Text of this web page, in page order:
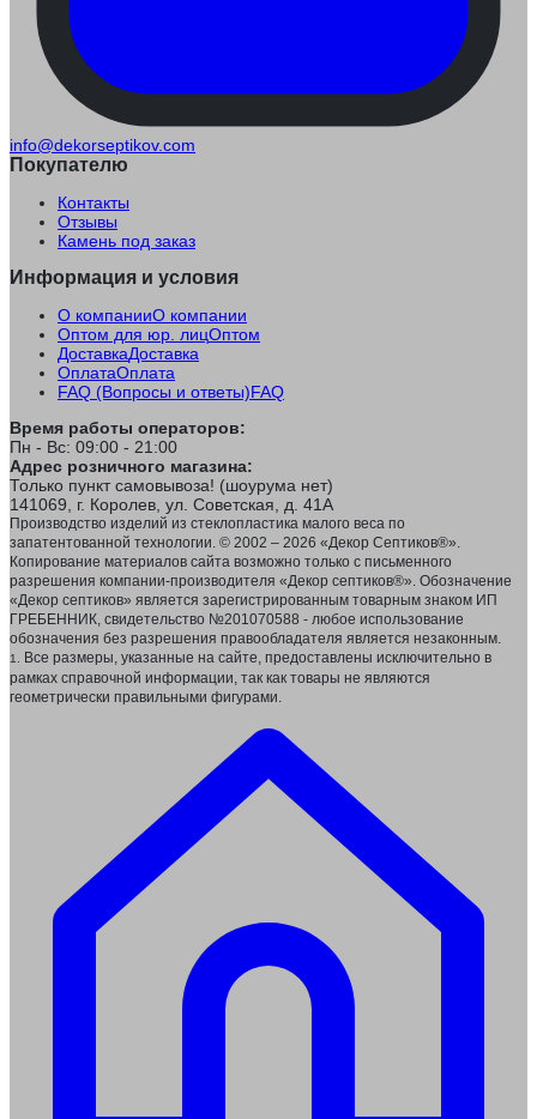
info@dekorseptikov.com
Покупателю
Контакты
Отзывы
Камень под заказ
Информация и условия
О компанииО компании
Оптом для юр. лицОптом
ДоставкаДоставка
ОплатаОплата
FAQ (Вопросы и ответы)FAQ
Время работы операторов:
Пн - Вс: 09:00 - 21:00
Адрес розничного магазина:
Только пункт самовывоза! (шоурума нет)
141069, г. Королев, ул. Советская, д. 41А
Производство изделий из стеклопластика малого веса по
запатентованной технологии. © 2002 – 2026 «Декор Септиков®».
Копирование материалов сайта возможно только с письменного
разрешения компании-производителя «Декор септиков®». Обозначение
«Декор септиков» является зарегистрированным товарным знаком ИП
ГРЕБЕННИК, свидетельство №201070588 - любое использование
обозначения без разрешения правообладателя является незаконным.
1. Все размеры, указанные на сайте, предоставлены исключительно в
рамках справочной информации, так как товары не являются
геометрически правильными фигурами.